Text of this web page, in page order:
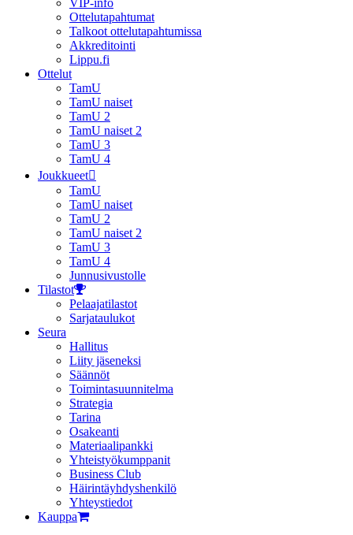
VIP-info
Ottelutapahtumat
Talkoot ottelutapahtumissa
Akkreditointi
Lippu.fi
Ottelut
TamU
TamU naiset
TamU 2
TamU naiset 2
TamU 3
TamU 4
Joukkueet
TamU
TamU naiset
TamU 2
TamU naiset 2
TamU 3
TamU 4
Junnusivustolle
Tilastot
Pelaajatilastot
Sarjataulukot
Seura
Hallitus
Liity jäseneksi
Säännöt
Toimintasuunnitelma
Strategia
Tarina
Osakeanti
Materiaalipankki
Yhteistyö­kumppanit
Business Club
Häirintä­yhdyshenkilö
Yhteystiedot
Kauppa